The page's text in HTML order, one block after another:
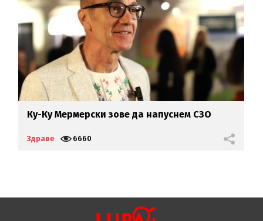
Ку-Ку Мермерски зове да напуснем СЗО
Здраве 6660